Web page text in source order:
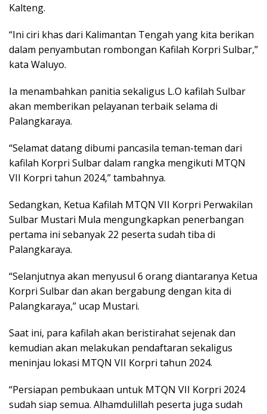
Kalteng.
“Ini ciri khas dari Kalimantan Tengah yang kita berikan
dalam penyambutan rombongan Kafilah Korpri Sulbar,”
kata Waluyo.
Ia menambahkan panitia sekaligus L.O kafilah Sulbar
akan memberikan pelayanan terbaik selama di
Palangkaraya.
“Selamat datang dibumi pancasila teman-teman dari
kafilah Korpri Sulbar dalam rangka mengikuti MTQN
VII Korpri tahun 2024,” tambahnya.
Sedangkan, Ketua Kafilah MTQN VII Korpri Perwakilan
Sulbar Mustari Mula mengungkapkan penerbangan
pertama ini sebanyak 22 peserta sudah tiba di
Palangkaraya.
“Selanjutnya akan menyusul 6 orang diantaranya Ketua
Korpri Sulbar dan akan bergabung dengan kita di
Palangkaraya,” ucap Mustari.
Saat ini, para kafilah akan beristirahat sejenak dan
kemudian akan melakukan pendaftaran sekaligus
meninjau lokasi MTQN VII Korpri tahun 2024.
“Persiapan pembukaan untuk MTQN VII Korpri 2024
sudah siap semua. Alhamdulillah peserta juga sudah